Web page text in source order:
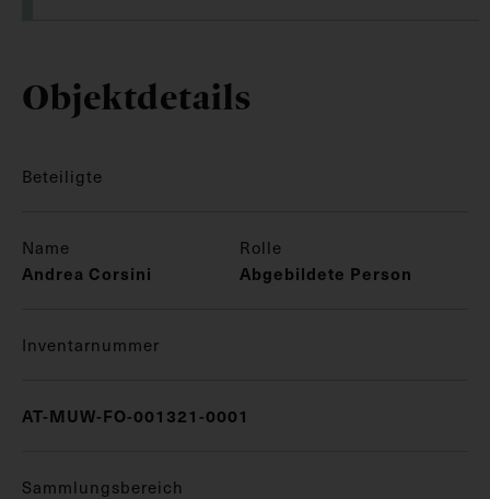
Objektdetails
Beteiligte
Name Rolle
Andrea Corsini Abgebildete Person
Inventarnummer
AT-MUW-FO-001321-0001
Sammlungsbereich